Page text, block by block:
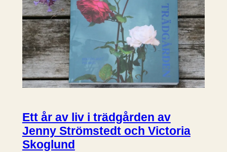
Ett år av liv i trädgården av
Jenny Strömstedt och Victoria
Skoglund